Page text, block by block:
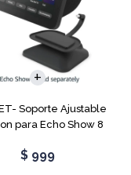
Soporte Ajustable
para Echo Show 8
$ 999